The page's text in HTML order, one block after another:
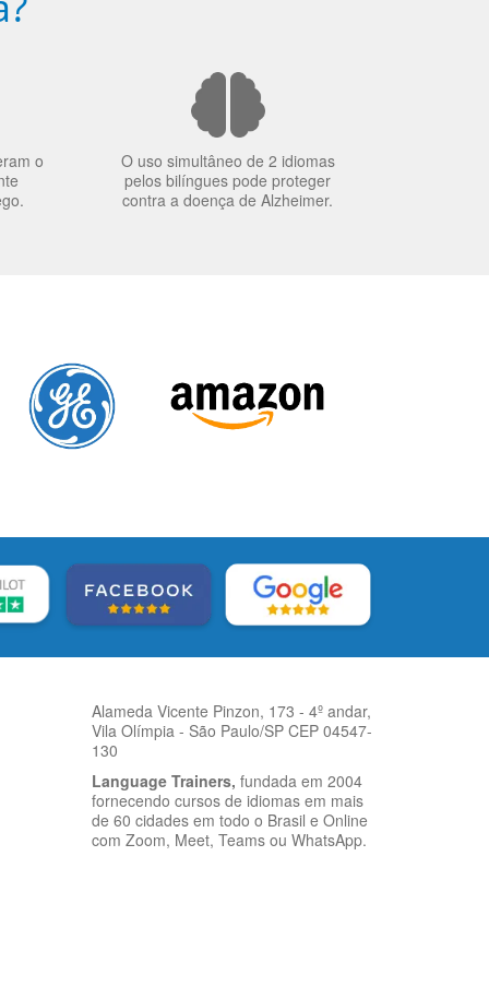
o
O uso simultâneo de 2 idiomas
pelos bilíngues pode proteger
contra a doença de Alzheimer.
Alameda Vicente Pinzon, 173 - 4º andar,
Vila Olímpia - São Paulo/SP CEP 04547-
130
Language Trainers, fundada em 2004
fornecendo cursos de idiomas em mais
de 60 cidades em todo o Brasil e Online
com Zoom, Meet, Teams ou WhatsApp.